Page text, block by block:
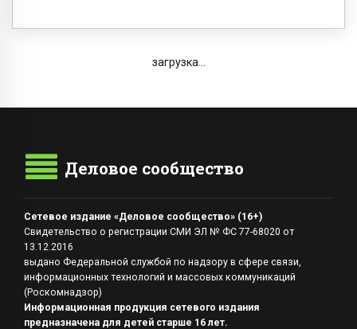
загрузка...
Деловое сообщество
Сетевое издание «Деловое сообщество» (16+)
Свидетельство о регистрации СМИ ЭЛ № ФС 77-68020 от
13.12.2016
выдано Федеральной службой по надзору в сфере связи,
информационных технологий и массовых коммуникаций
(Роскомнадзор)
Информационная продукция сетевого издания
предназначена для детей старше 16 лет.